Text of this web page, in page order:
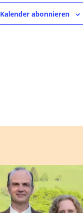
Kalender abonnieren